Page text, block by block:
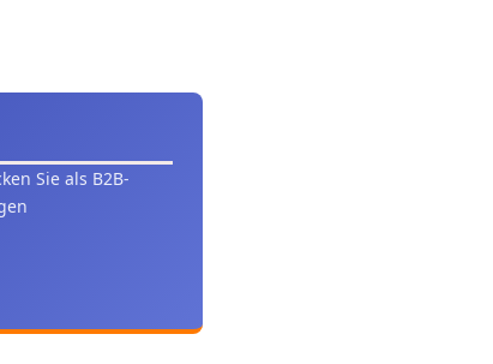
Sie als B2B-